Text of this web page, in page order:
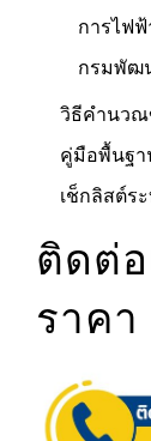
การไฟฟ้
กรมพัฒ
วิธีคำนวณ
คู่มือพื้นฐา
เช็กลิสต์ร
ติดต่อ
ราคา